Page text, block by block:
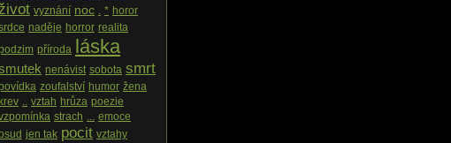
vyznání noc . * horor
naděje horror realita
příroda láska
nenávist sobota smrt
zoufalství humor žena
krev .. vztah hrůza poezie
strach ... emoce
jen tak pocit vztahy